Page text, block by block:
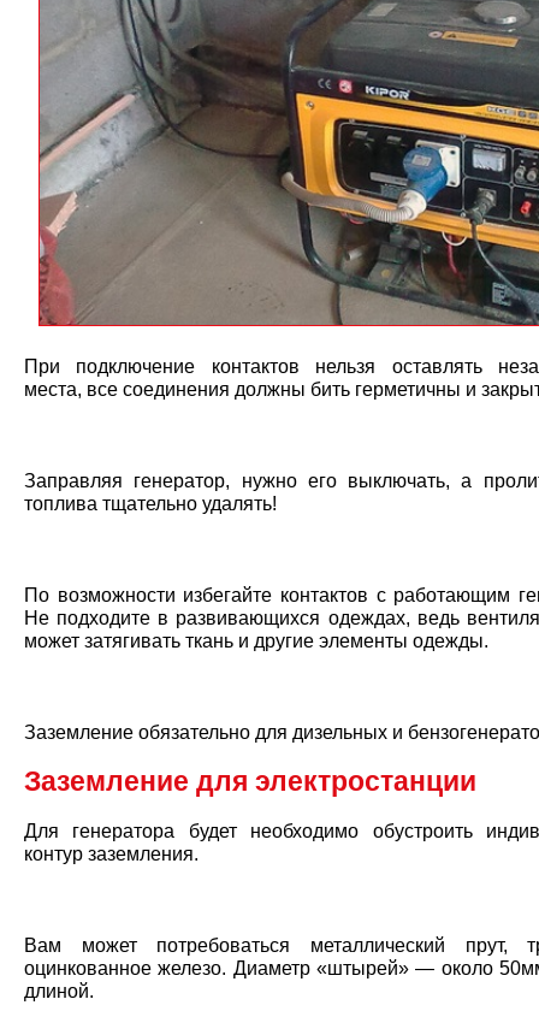
При подключение контактов нельзя оставлять
места, все соединения должны бить герметичны и
Заправляя генератор, нужно его выключать, а
топлива тщательно удалять!
По возможности избегайте контактов с работающим
Не подходите в развивающихся одеждах, ведь
может затягивать ткань и другие элементы одежды.
Заземление обязательно для дизельных и
Заземление для электростанции
Для генератора будет необходимо обустроить
контур заземления.
Вам может потребоваться металлический прут,
оцинкованное железо. Диаметр «штырей» — около
длиной.